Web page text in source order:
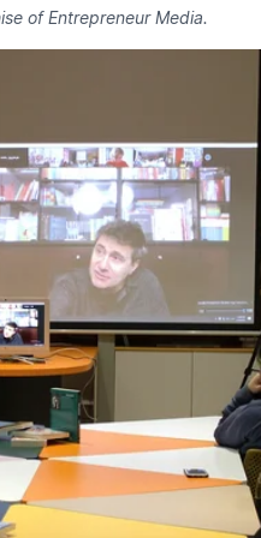
of Entrepreneur Media.